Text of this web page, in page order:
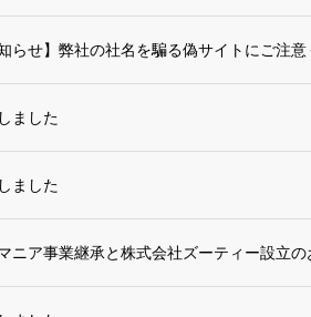
らせ】弊社の社名を騙る偽サイトにご注
ました
ました
ニア事業継承と株式会社ズーティー設立